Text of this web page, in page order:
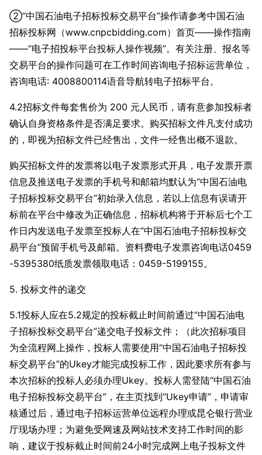
②“中国石油电子招标投标交易平台”操作请参考中国石油
招标投标网（www.cnpcbidding.com）首页——操作指南
——“电子招投标平台投标人操作视频”。有关注册、报名等
交易平台的操作问题可在工作时间咨询电子招标运营单位，
咨询电话: 4008800114语音导航转电子招标平台。
4.2招标文件每套售价为 200 元人民币，请有意参加投标者
确认自身资格条件是否满足要求。购买招标文件凡支付成功
的，即视为招标文件已经售出，文件一经售出概不退款。
购买招标文件的发票将以电子发票形式开具，电子发票开票
信息及推送电子发票的手机号和邮箱均默认为“中国石油电
子招标投标交易平台”初始录入信息，若以上信息有误请开
标前在平台中修改为正确信息，招标机构将于开标后七个工
作日内发送电子发票至投标人在“中国石油电子招标投标交
易平台”预留手机号及邮箱。资料费电子发票咨询电话0459
-5395380纸质发票领取电话：0459-5199155。
5. 投标文件的递交
5.1投标人应在5.2规定的投标截止时间前通过“中国石油电
子招标投标交易平台”递交电子投标文件；（此次招标项目
为全流程网上操作，投标人需要使用“中国石油电子招标投
标交易平台”的Ukey才能完成投标工作，因此要求所有参与
本次招标的投标人必须办理Ukey。投标人需登陆“中国石油
电子招标投标交易平台”，在主页找到“Ukey申请”，申请审
核通过后，通过电子招标运营单位远程办理或昆仑银行营业
厅现场办理；为避免受网速及网站技术支持工作时间的影
响，建议于投标截止时间前24小时完成网上电子投标文件